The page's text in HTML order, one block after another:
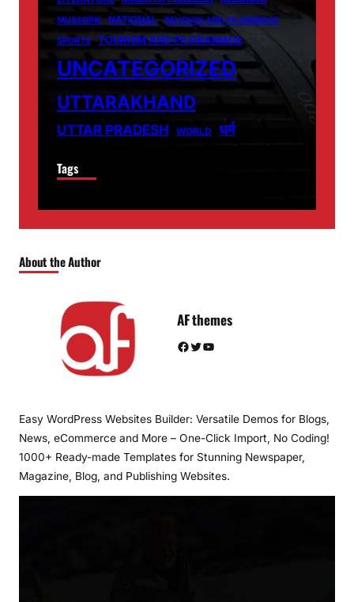
MUSSORIE NATIONAL
RELIGION AND PILGRIMAGE
SPORTS
TOURISM AND PILGRAMAGE
UNCATEGORIZED
UTTARAKHAND
UTTAR PRADESH WORLD धर्म
Tags
About the Author
AF themes
Facebook Twitter YouTube
Easy WordPress Websites Builder: Versatile Demos for Blogs,
News, eCommerce and More – One-Click Import, No Coding!
1000+ Ready-made Templates for Stunning Newspaper,
Magazine, Blog, and Publishing Websites.